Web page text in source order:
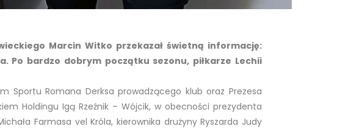
Marcin Witko przekazał świetną informację:
Po bardzo dobrym początku sezonu, piłkarze Lechii
Sportu Romana Derksa prowadzącego klub oraz Prezesa
Holdingu Igą Rzeźnik – Wójcik, w obecności prezydenta
Farmasa vel Króla, kierownika drużyny Ryszarda Judy